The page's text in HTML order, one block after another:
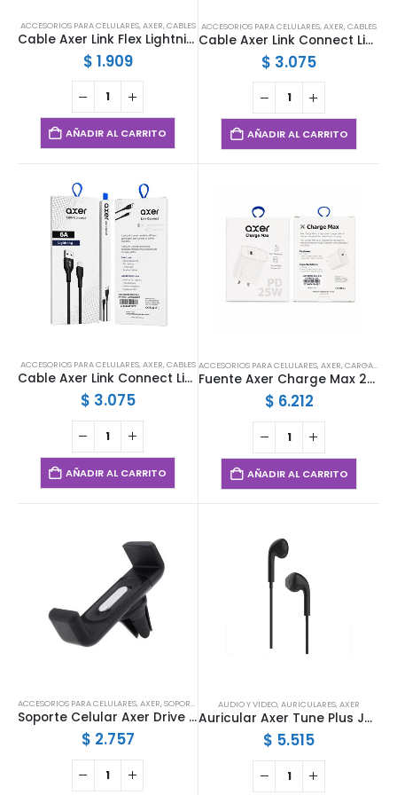
de
producto
ACCESORIOS PARA CELULARES,AXER,CABLES
Cable Axer Link Flex Lightning Blanco
$ 1.909
AÑADIR AL CARRITO
ACCESORIOS PARA CELULARES,AXER,CABLES
Cable Axer Link Connect Lightning Negro
$ 3.075
AÑADIR AL CARRITO
ACCESORIOS PARA CELULARES,AXER,CABLES
Cable Axer Link Connect Lightning Blanco
$ 3.075
AÑADIR AL CARRITO
ACCESORIOS PARA CELULARES,AXER,CARGADORES
Fuente Axer Charge Max 25W PD
$ 6.212
AÑADIR AL CARRITO
ACCESORIOS PARA CELULARES,AXER,SOPORTES
Soporte Celular Axer Drive Clip
$ 2.757
AUDIO Y VIDEO,AURICULARES,AXER
Auricular Axer Tune Plus Jack 3.5mm Negro
$ 5.515